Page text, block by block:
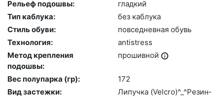
Рельеф подошвы:
глад­кий
Тип каблука:
без каб­лу­ка
Стиль обуви:
пов­седнев­ная обувь
Технология:
an­tist­ress
Метод крепления
подошвы:
про­шив­ной
Вес полупарка (гр):
172
Вид застежки:
Ли­пуч­ка (Velc­ro)^_^Ре­зин­